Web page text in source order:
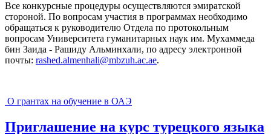
Все конкурсные процедуры осуществляются эмиратской
стороной. По вопросам участия в программах необходимо
обращаться к руководителю Отдела по протокольным
вопросам Университета гуманитарных наук им. Мухаммеда
бин Заида - Рашиду Альминхали, по адресу электронной
почты: rashed.almenhali@mbzuh.ac.ae.
О грантах на обучение в ОАЭ
Приглашение на курс турецкого языка